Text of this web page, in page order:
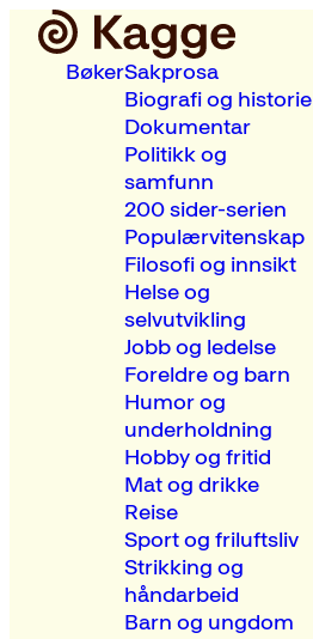
BøkerSakprosa
Biografi og historie
Dokumentar
Politikk og
samfunn
200 sider-serien
Populærvitenskap
Filosofi og innsikt
Helse og
selvutvikling
Jobb og ledelse
Foreldre og barn
Humor og
underholdning
Hobby og fritid
Mat og drikke
Reise
Sport og friluftsliv
Strikking og
håndarbeid
Barn og ungdom